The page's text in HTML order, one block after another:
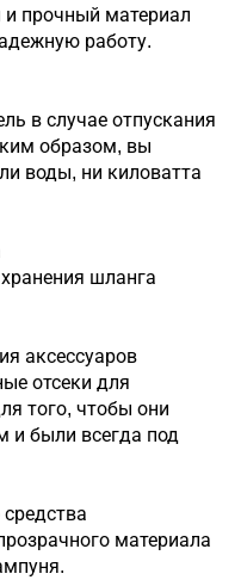
и прочный материал
работу.
в случае отпускания
образом, вы
воды, ни киловатта
шланга
аксессуаров
отсеки для
того, чтобы они
и были всегда под
материала